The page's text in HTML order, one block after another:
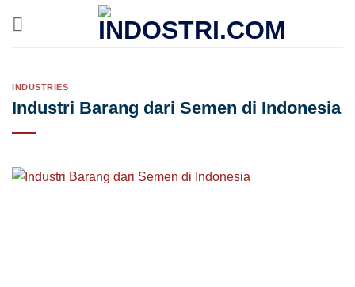
INDUSTRIES
Industri Barang dari Semen di Indonesia